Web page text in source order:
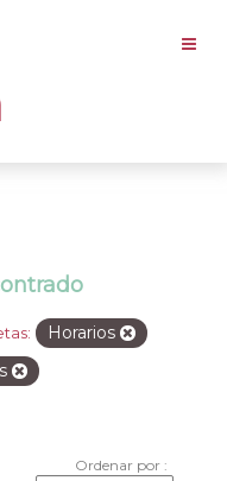
Horarios
Ordenar por